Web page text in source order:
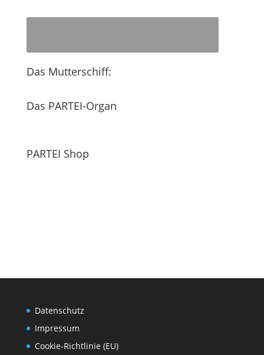
Das Mutterschiff:
Das PARTEI-Organ
PARTEI Shop
Datenschutz
Impressum
Cookie-Richtlinie (EU)